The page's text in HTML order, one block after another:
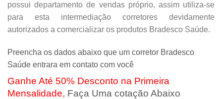
possui departamento de vendas próprio, assim utiliza-se
para esta intermediação corretores devidamente
autorizados a comercializar os produtos Bradesco Saúde.
Preencha os dados abaixo que um corretor Bradesco
Saúde entrara em contato com você
Ganhe Até 50% Desconto na Primeira
Mensalidade, Faça Uma cotação Abaixo